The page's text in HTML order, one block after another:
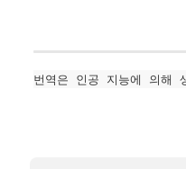
번역은 인공 지능에 의해